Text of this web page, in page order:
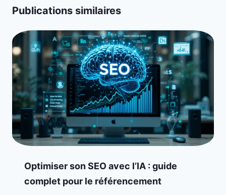
Publications similaires
Optimiser son SEO avec l’IA : guide
complet pour le référencement